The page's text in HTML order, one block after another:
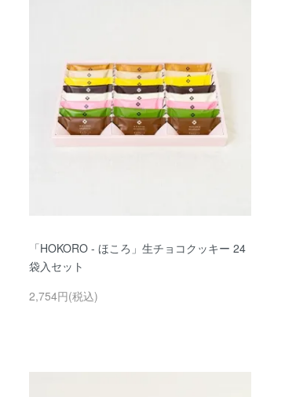
「HOKORO - ほころ」生チョコクッキー 24
袋入セット
2,754円(税込)